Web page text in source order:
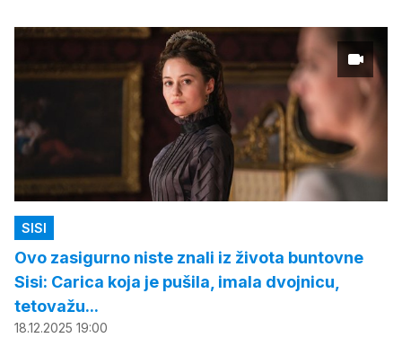
SISI
Ovo zasigurno niste znali iz života buntovne
Sisi: Carica koja je pušila, imala dvojnicu,
tetovažu...
18.12.2025 19:00